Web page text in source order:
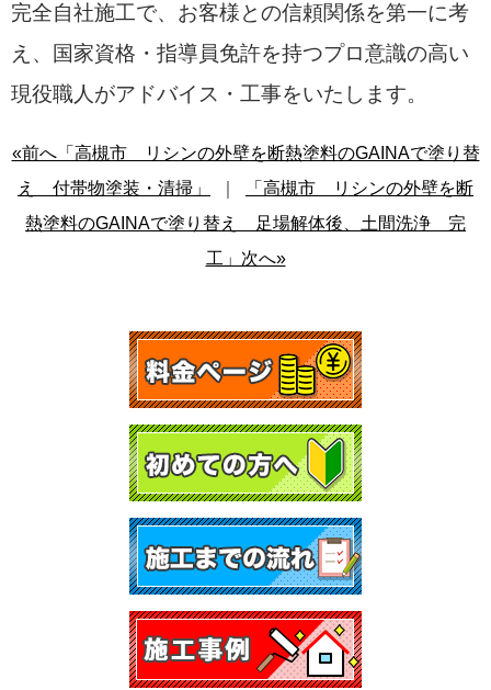
完全自社施工で、お客様との信頼関係を第一に考
え、国家資格・ 指導員免許を持つプロ意識の高い
現役職人がアドバイス・工事をいたします。
«前へ「高槻市 リシンの外壁を断熱塗料のGAINAで塗り替
え 付帯物塗装・清掃」
「高槻市 リシンの外壁を断
熱塗料のGAINAで塗り替え 足場解体後、土間洗浄 完
工」次へ»